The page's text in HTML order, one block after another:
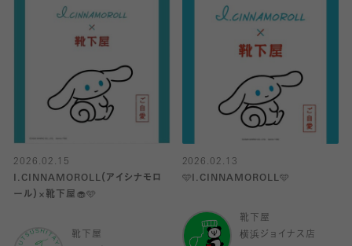
2026.02.15
I.CINNAMOROLL（アイシナモロ
ール）×靴下屋🧁🩵
靴下屋
2026.02.13
🩵I.CINNAMOROLL🩵
靴下屋
横浜ジョイナス店